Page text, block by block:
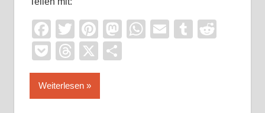
Facebook
TwitterPinterest
Mastodon
WhatsApp
EmailTumblr
PocketThreads
X
Weiterlesen